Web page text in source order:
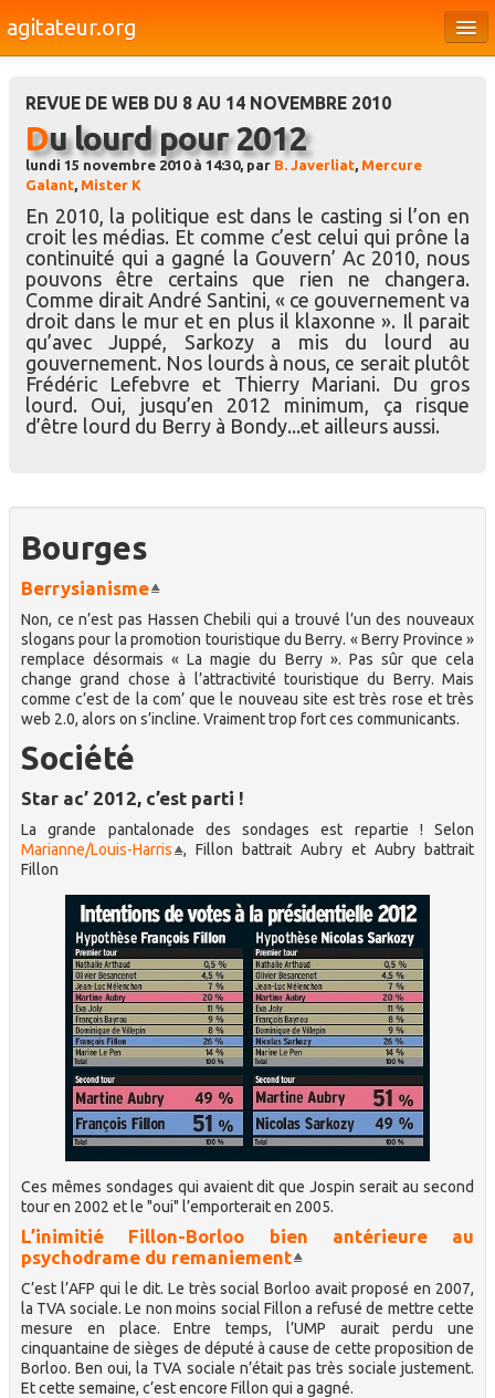
agitateur.org
Bourges & le Cher
Société
Culture
Médias
Dossiers
Brèves
REVUE DE WEB DU 8 AU 14 NOVEMBRE 2010
Du lourd pour 2012
lundi 15 novembre 2010 à 14:30, par B. Javerliat Mercure
Galant Mister K
En 2010, la politique est dans le casting si l’on en
croit les médias. Et comme c’est celui qui prône la
continuité qui a gagné la Gouvern’ Ac 2010, nous
pouvons être certains que rien ne changera.
Comme dirait André Santini, « ce gouvernement va
droit dans le mur et en plus il klaxonne ». Il parait
qu’avec Juppé, Sarkozy a mis du lourd au
gouvernement. Nos lourds à nous, ce serait plutôt
Frédéric Lefebvre et Thierry Mariani. Du gros
lourd. Oui, jusqu’en 2012 minimum, ça risque
d’être lourd du Berry à Bondy...et ailleurs aussi.
Bourges
Berrysianisme
Non, ce n’est pas Hassen Chebili qui a trouvé l’un des nouveaux
slogans pour la promotion touristique du Berry. « Berry Province »
remplace désormais « La magie du Berry ». Pas sûr que cela
change grand chose à l’attractivité touristique du Berry. Mais
comme c’est de la com’ que le nouveau site est très rose et très
web 2.0, alors on s’incline. Vraiment trop fort ces communicants.
Société
Star ac’ 2012, c’est parti !
La grande pantalonade des sondages est repartie ! Selon
Marianne/Louis-Harris
, Fillon battrait Aubry et Aubry battrait
Fillon
Ces mêmes sondages qui avaient dit que Jospin serait au second
tour en 2002 et le "oui" l’emporterait en 2005.
L’inimitié Fillon-Borloo bien antérieure au
psychodrame du remaniement
C’est l’AFP qui le dit. Le très social Borloo avait proposé en 2007,
la TVA sociale. Le non moins social Fillon a refusé de mettre cette
mesure en place. Entre temps, l’UMP aurait perdu une
cinquantaine de sièges de député à cause de cette proposition de
Borloo. Ben oui, la TVA sociale n’était pas très sociale justement.
Et cette semaine, c’est encore Fillon qui a gagné.